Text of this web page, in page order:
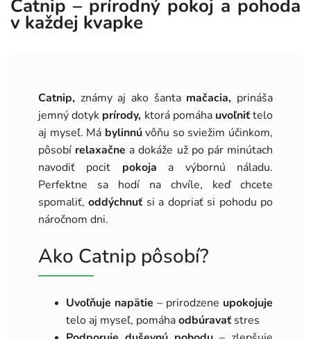
Catnip – prírodný pokoj a pohoda
v každej kvapke
Catnip, známy aj ako šanta mačacia, prináša
jemný dotyk prírody, ktorá pomáha uvoľniťtelo
aj myseľ. Má bylinnúvôňu so sviežim účinkom,
pôsobí relaxačne a dokáže už po pár minútach
navodiť pocit pokoja a výbornú náladu.
Perfektne sa hodí na chvíle, keď chcete
spomaliť,oddýchnuťsi a dopriať si pohodu po
náročnom dni.
Ako Catnip pôsobí?
Uvoľňuje napätie – prirodzene upokojuje
telo aj myseľ, pomáhaodbúravaťstres